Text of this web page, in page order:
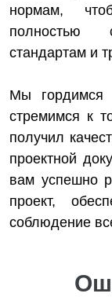
нормам,
полностью
стандартам и
Мы гордимся
стремимся к
получил
проектной
вам успешно
проект,
соблюдение